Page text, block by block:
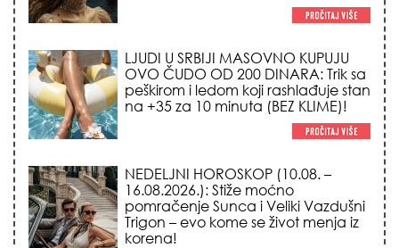
LJUDI U SRBIJI MASOVNO KUPUJU
OVO ČUDO OD 200 DINARA: Trik sa
peškirom i ledom koji rashlađuje stan
na +35 za 10 minuta (BEZ KLIME)!
NEDELJNI HOROSKOP (10.08. –
16.08.2026.): Stiže moćno
pomračenje Sunca i Veliki Vazdušni
Trigon – evo kome se život menja iz
korena!